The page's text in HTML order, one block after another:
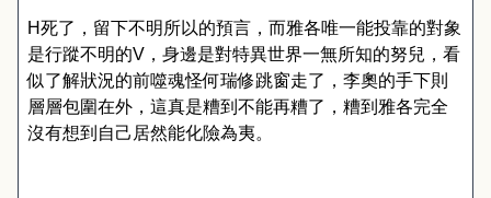
H死了，留下不明所以的預言，而雅各唯一能投靠的對象
是行蹤不明的V ，身邊是對特異世界一無所知的努兒，看
似了解狀況的前噬魂怪何瑞修跳窗走了，李奧的手下則
層層包圍在外，這真是糟到不能再糟了，糟到雅各完全
沒有想到自己居然能化險為夷。